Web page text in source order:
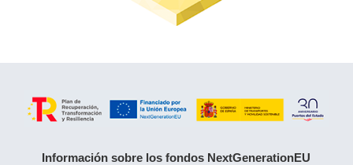
Información sobre los fondos NextGenerationEU